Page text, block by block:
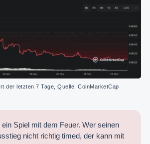
der letzten 7 Tage, Quelle: CoinMarketCap
Spiel mit dem Feuer. Wer seinen
nicht richtig timed, der kann mit